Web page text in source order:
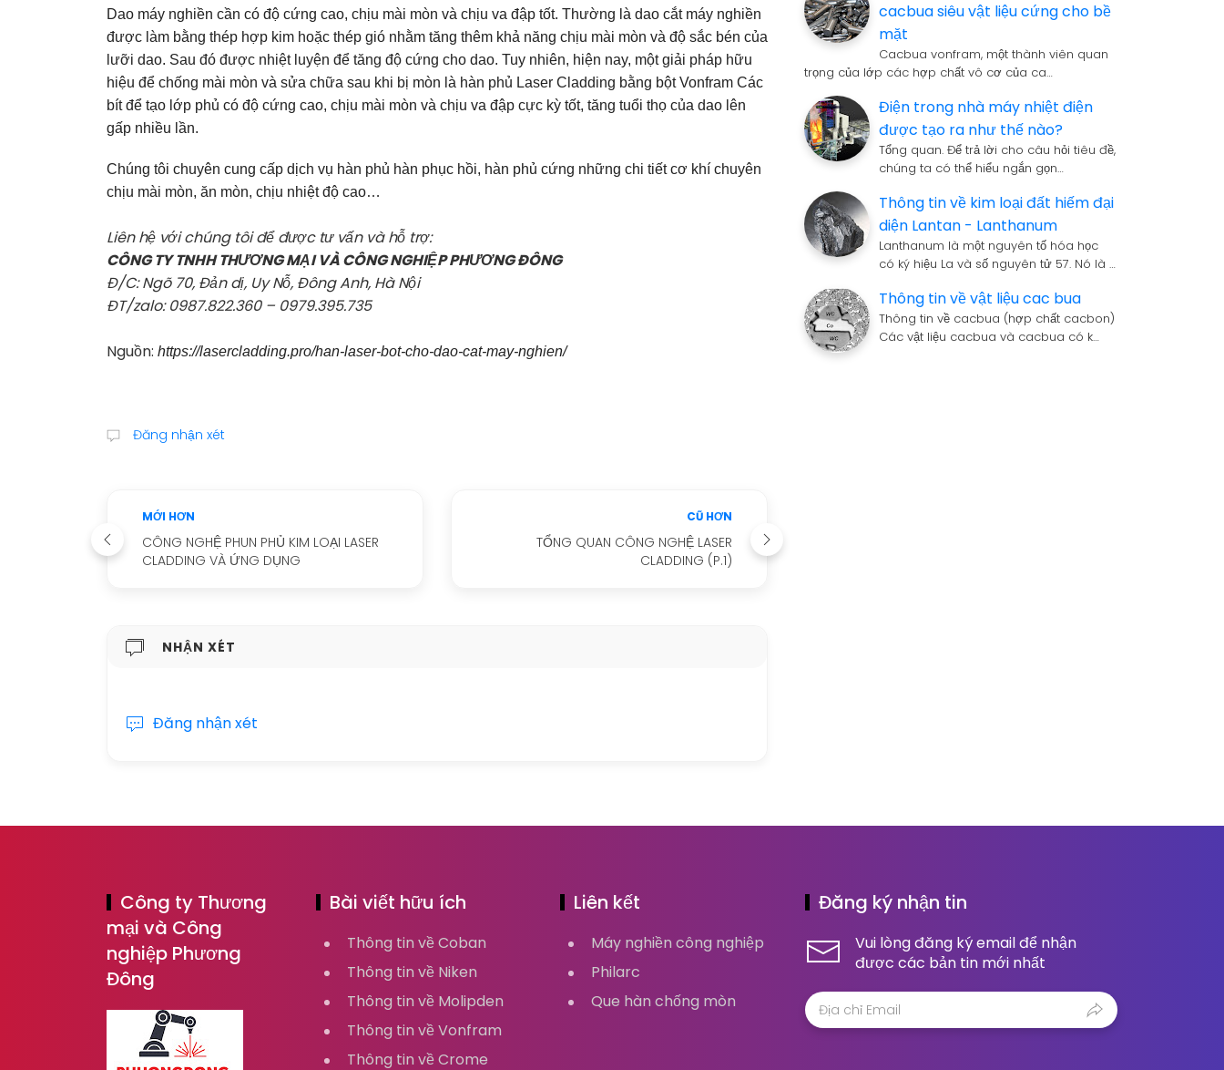
Dao máy nghiền cần có độ cứng cao, chịu mài mòn và chịu va đập tốt. Thường là dao cắt máy nghiền
được làm bằng thép hợp kim hoặc thép gió nhằm tăng thêm khả năng chịu mài mòn và độ sắc bén của
lưỡi dao. Sau đó được nhiệt luyện để tăng độ cứng cho dao. Tuy nhiên, hiện nay, một giải pháp hữu
hiệu để chống mài mòn và sửa chữa sau khi bị mòn là hàn phủ Laser Cladding bằng bột Vonfram Các
bít để tạo lớp phủ có độ cứng cao, chịu mài mòn và chịu va đập cực kỳ tốt, tăng tuổi thọ của dao lên
gấp nhiều lần.
Chúng tôi chuyên cung cấp dịch vụ hàn phủ hàn phục hồi, hàn phủ cứng những chi tiết cơ khí chuyên
chịu mài mòn, ăn mòn, chịu nhiệt độ cao…
Liên hệ với chúng tôi để được tư vấn và hỗ trợ:
CÔNG TY TNHH THƯƠNG MẠI VÀ CÔNG NGHIỆP PHƯƠNG ĐÔNG
Đ/C: Ngõ 70, Đản dị, Uy Nỗ, Đông Anh, Hà Nội
ĐT/zalo: 0987.822.360 – 0979.395.735
Nguồn: https://lasercladding.pro/han-laser-bot-cho-dao-cat-may-nghien/
Đăng nhận xét
MỚI HƠN
CÔNG NGHỆ PHUN PHỦ KIM LOẠI LASER
CLADDING VÀ ỨNG DỤNG
CŨ HƠN
TỔNG QUAN CÔNG NGHỆ LASER
CLADDING (P.1)
NHẬN XÉT
Đăng nhận xét
cacbua siêu vật liệu cứng cho bề
mặt
Cacbua vonfram, một thành viên quan
trọng của lớp các hợp chất vô cơ của ca…
Điện trong nhà máy nhiệt điện
được tạo ra như thế nào?
Tổng quan. Để trả lời cho câu hỏi tiêu đề,
chúng ta có thể hiểu ngắn gọn…
Thông tin về kim loại đất hiếm đại
diện Lantan - Lanthanum
Lanthanum là một nguyên tố hóa học
có ký hiệu La và số nguyên tử 57. Nó là …
Thông tin về vật liệu cac bua
Thông tin về cacbua (hợp chất cacbon)
Các vật liệu cacbua và cacbua có k…
Công ty Thương
mại và Công
nghiệp Phương
Đông
Bài viết hữu ích
Thông tin về Coban
Thông tin về Niken
Thông tin về Molipden
Thông tin về Vonfram
Thông tin về Crome
Liên kết
Máy nghiền công nghiệp
Philarc
Que hàn chống mòn
Đăng ký nhận tin
Vui lòng đăng ký email để nhận
được các bản tin mới nhất